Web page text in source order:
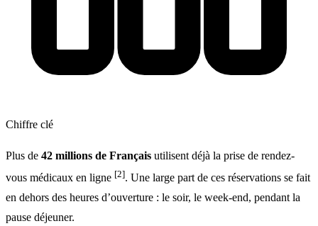
Chiffre clé
Plus de 42 millions de Français utilisent déjà la prise de rendez-
vous médicaux en ligne [2]. Une large part de ces réservations se fait
en dehors des heures d’ouverture : le soir, le week-end, pendant la
pause déjeuner.